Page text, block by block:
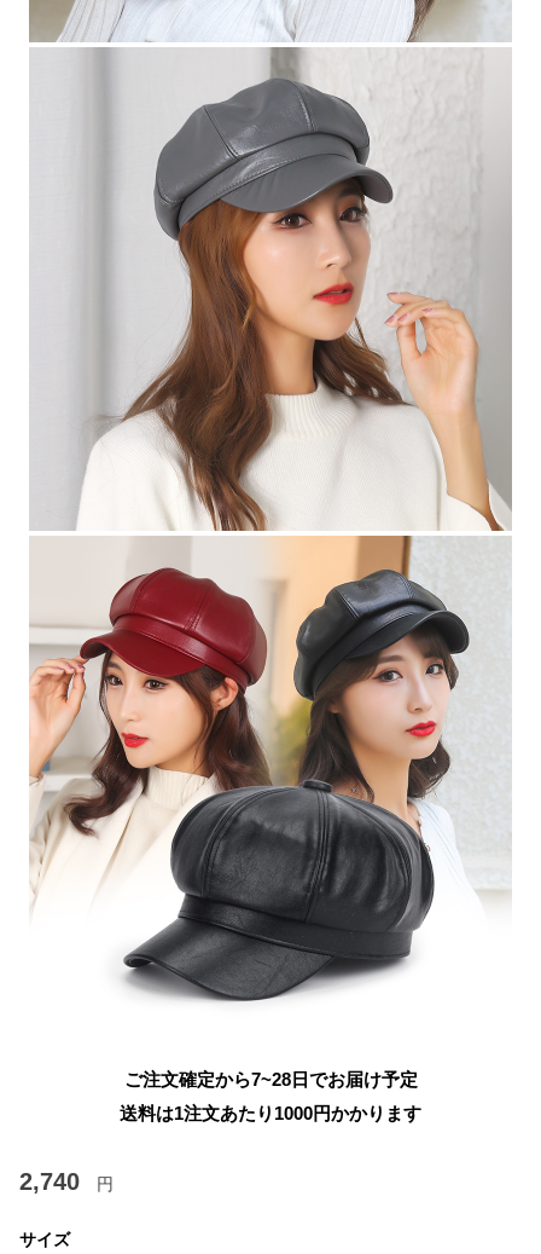
ご注文確定から7~28日でお届け予定
送料は1注文あたり 1000円かかります
2,740 円
サイズ